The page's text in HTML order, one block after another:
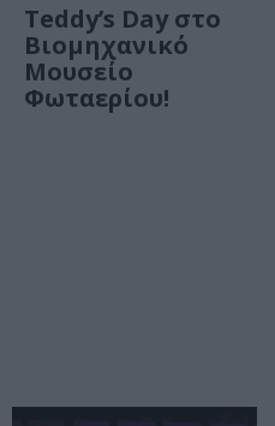
Teddy’s Day στο
Βιομηχανικό
Μουσείο
Φωταερίου!